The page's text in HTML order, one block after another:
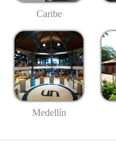
Caribe
Medellín